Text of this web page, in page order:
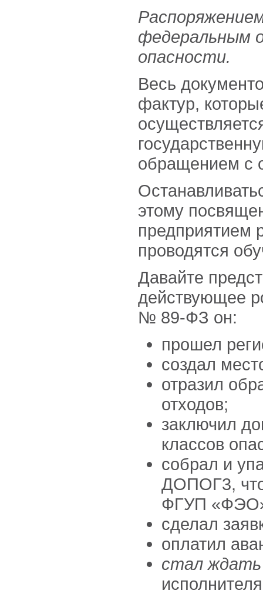
федеральным
опасности.
Весь
фактур,
обращением с
этому
предприятием
проводятся
Давайте
действующее
№ 89-ФЗ он:
прошел
создал
отразил
отходов;
заключил
классов
собрал и
ДОПОГ3, что
ФГУП
сделал
оплатил
стал